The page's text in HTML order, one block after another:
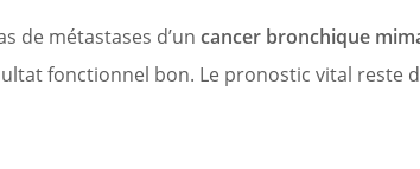
de métastases d’un cancer bronchique
fonctionnel bon. Le pronostic vital reste